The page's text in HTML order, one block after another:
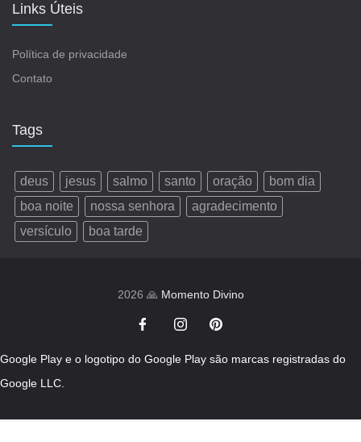
Links Úteis
Política de privacidade
Contato
Tags
deus jesus salmo santo oração
bom dia
boa noite
nossa senhora
agradecimento
versículo
boa tarde
2026 🙏 Momento Divino
Google Play e o logotipo do Google Play são marcas registradas do
Google LLC.